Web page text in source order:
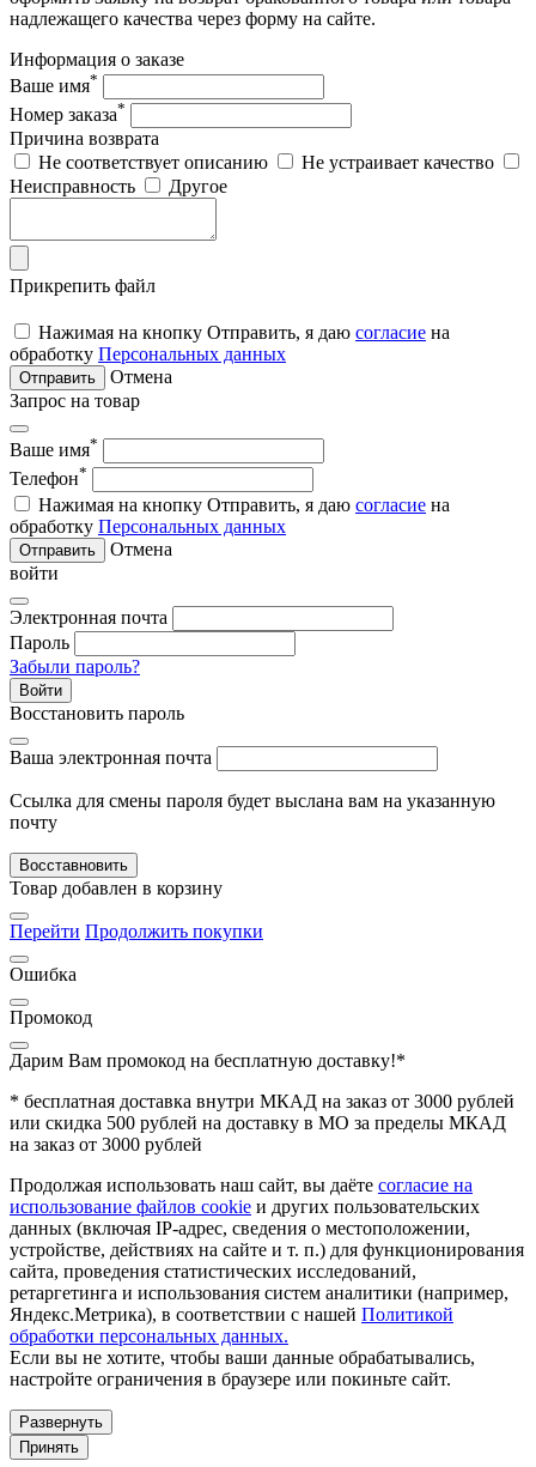
надлежащего качества через форму на сайте.
Информация о заказе
Ваше имя*
Номер заказа*
Причина возврата
Не соответствует описанию
Не устраивает качество
Неисправность
Другое
Прикрепить файл
Нажимая на кнопку Отправить, я даю согласие на
обработку Персональных данных
Отправить
Отмена
Запрос на товар
Ваше имя*
Телефон*
Нажимая на кнопку Отправить, я даю согласие на
обработку Персональных данных
Отправить
Отмена
войти
Электронная почта
Пароль
Забыли пароль?
Войти
Восстановить пароль
Ваша электронная почта
Ссылка для смены пароля будет выслана вам на указанную
почту
Восставновить
Товар добавлен в корзину
Перейти Продолжить покупки
Ошибка
Промокод
Дарим Вам промокод на бесплатную доставку!*
* бесплатная доставка внутри МКАД на заказ от 3000 рублей
или скидка 500 рублей на доставку в МО за пределы МКАД
на заказ от 3000 рублей
Продолжая использовать наш сайт, вы даёте согласие на
использование файлов cookie и других пользовательских
данных (включая IP-адрес, сведения о местоположении,
устройстве, действиях на сайте и т. п.) для функционирования
сайта, проведения статистических исследований,
ретаргетинга и использования систем аналитики (например,
Яндекс.Метрика), в соответствии с нашей Политикой
обработки персональных данных.
Если вы не хотите, чтобы ваши данные обрабатывались,
настройте ограничения в браузере или покиньте сайт.
Развернуть
Принять